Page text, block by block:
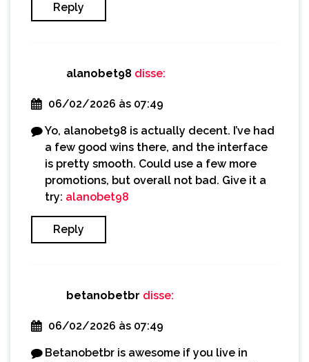
Reply
alanobet98 disse:
06/02/2026 às 07:49
Yo, alanobet98 is actually decent. I’ve had
a few good wins there, and the interface
is pretty smooth. Could use a few more
promotions, but overall not bad. Give it a
try: alanobet98
Reply
betanobetbr disse:
06/02/2026 às 07:49
Betanobetbr is awesome if you live in